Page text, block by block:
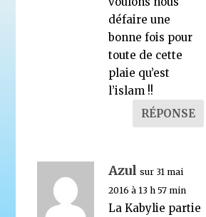
défaire une
bonne fois pour
toute de cette
plaie qu’est
l’islam !!
RÉPONSE
Azul sur 31 mai
2016 à 13 h 57 min
La Kabylie partie